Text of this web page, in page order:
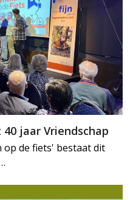
jaar Vriendschap
de fiets' bestaat dit